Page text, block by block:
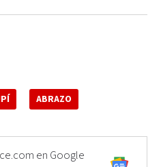
ABRAZO
en Google